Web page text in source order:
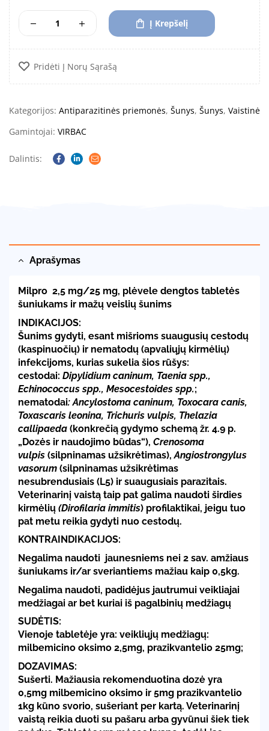
Į Krepšelį
Pridėti Į Norų Sąrašą
Kategorijos: Antiparazitinės priemonės, Šunys, Šunys, Vaistinė
Gamintojai: VIRBAC
Dalintis:
Facebook
Linkedin
Email
Aprašymas
Milpro 2,5 mg/25 mg, plėvele dengtos tabletės
šuniukams ir mažų veislių šunims
INDIKACIJOS:
Šunims gydyti, esant mišrioms suaugusių cestodų
(kaspinuočių) ir nematodų (apvaliųjų kirmėlių)
infekcijoms, kurias sukelia šios rūšys:
cestodai: Dipylidium caninum, Taenia spp.,
Echinococcus spp., Mesocestoides spp.;
nematodai: Ancylostoma caninum, Toxocara canis,
Toxascaris leonina, Trichuris vulpis, Thelazia
callipaeda (konkrečią gydymo schemą žr. 4.9 p.
„Dozės ir naudojimo būdas“), Crenosoma
vulpis (silpninamas užsikrėtimas),Angiostrongylus
vasorum (silpninamas užsikrėtimas
nesubrendusiais (L5) ir suaugusiais parazitais.
Veterinarinį vaistą taip pat galima naudoti širdies
kirmėlių (Dirofilaria immitis) profilaktikai, jeigu tuo
pat metu reikia gydyti nuo cestodų.
KONTRAINDIKACIJOS:
Negalima naudoti jaunesniems nei 2 sav. amžiaus
šuniukams ir/ar sveriantiems mažiau kaip 0,5kg.
Negalima naudoti, padidėjus jautrumui veikliajai
medžiagai ar bet kuriai iš pagalbinių medžiagų
SUDĖTIS:
Vienoje tabletėje yra: veikliųjų medžiagų:
milbemicino oksimo 2,5mg, prazikvantelio 25mg;
DOZAVIMAS:
Sušerti. Mažiausia rekomenduotina dozė yra
0,5mg milbemicino oksimo ir 5mg prazikvantelio
1kg kūno svorio, sušeriant per kartą. Veterinarinį
vaistą reikia duoti su pašaru arba gyvūnui šiek tiek